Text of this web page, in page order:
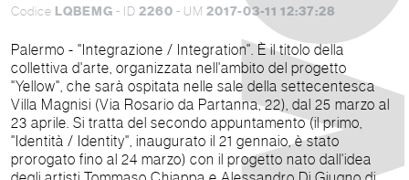
Codice LQBEMG - ID 2260 - UM 2017-03-11 12:37:28
Palermo - "Integrazione / Integration". È il titolo della
collettiva d'arte, organizzata nell'ambito del progetto
"Yellow", che sarà ospitata nelle sale della settecentesca
Villa Magnisi (Via Rosario da Partanna, 22), dal 25 marzo al
23 aprile. Si tratta del secondo appuntamento (il primo,
"Identità / Identity", inaugurato il 21 gennaio, è stato
prorogato fino al 24 marzo) con il progetto nato dall'idea